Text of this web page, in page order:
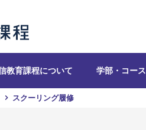
教育課程について 学部・コース
スクーリング履修